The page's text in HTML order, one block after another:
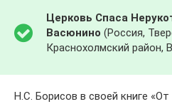
Церковь Спаса
Васюнино (Россия,
Краснохолмский район,
Н.С. Борисов в своей книге